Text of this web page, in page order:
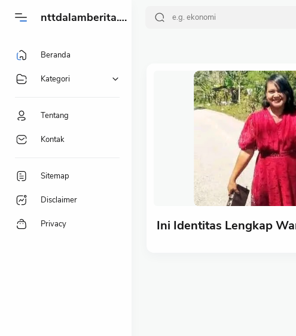
nttdalamberita.my.id
Ini Identitas Lengkap
Beranda
Kategori
Tentang
Kontak
Sitemap
Disclaimer
Privacy